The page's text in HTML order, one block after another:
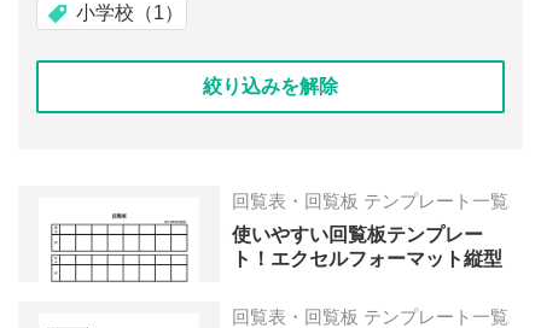
小学校（1）
絞り込みを解除
回覧表・回覧板 テンプレート一覧
使いやすい回覧板テンプレー
ト！エクセルフォーマット縦型
回覧表・回覧板 テンプレート一覧